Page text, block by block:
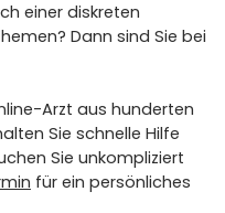
einer diskreten
Dann sind Sie bei
Arzt aus hunderten
Sie schnelle Hilfe
Sie unkompliziert
für ein persönliches